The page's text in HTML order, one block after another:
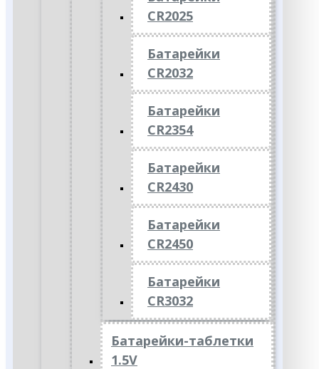
CR2025
Батарейки
CR2032
Батарейки
CR2354
Батарейки
CR2430
Батарейки
CR2450
Батарейки
CR3032
Батарейки-таблетки
1.5V